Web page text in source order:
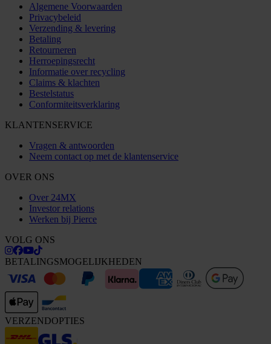
Algemene Voorwaarden
Privacybeleid
Verzending & levering
Betaling
Retourneren
Herroepingsrecht
Informatie over recycling
Claims & klachten
Bestelstatus
Conformiteitsverklaring
KLANTENSERVICE
Vragen & antwoorden
Neem contact op met de klantenservice
OVER ONS
Over 24MX
Investor relations
Werken bij Pierce
VOLG ONS
BETALINGSMOGELIJKHEDEN
VERZENDOPTIES